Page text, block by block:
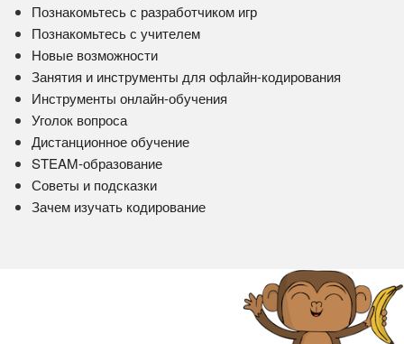
Познакомьтесь с разработчиком игр
Познакомьтесь с учителем
Новые возможности
Занятия и инструменты для офлайн-кодирования
Инструменты онлайн-обучения
Уголок вопроса
Дистанционное обучение
STEAM-образование
Советы и подсказки
Зачем изучать кодирование